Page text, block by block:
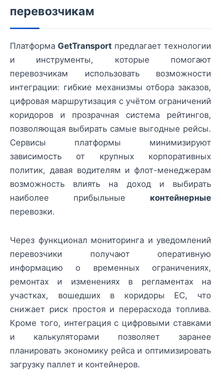
перевозчикам
Платформа GetTransport предлагает технологии
и инструменты, которые помогают
перевозчикам использовать возможности
интеграции: гибкие механизмы отбора заказов,
цифровая маршрутизация с учётом ограничений
коридоров и прозрачная система рейтингов,
позволяющая выбирать самые выгодные рейсы.
Сервисы платформы минимизируют
зависимость от крупных корпоративных
политик, давая водителям и флот-менеджерам
возможность влиять на доход и выбирать
наиболее прибыльные контейнерные
перевозки.
Через функционал мониторинга и уведомлений
перевозчики получают оперативную
информацию о временных ограничениях,
ремонтах и изменениях в регламентах на
участках, вошедших в коридоры ЕС, что
снижает риск простоя и перерасхода топлива.
Кроме того, интеграция с цифровыми ставками
и калькуляторами позволяет заранее
планировать экономику рейса и оптимизировать
загрузку паллет и контейнеров.